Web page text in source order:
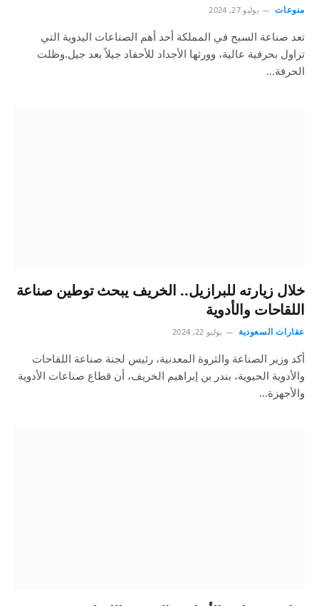
منوعات يوليو 27, 2024
تعد صناعة السبح في المملكة أحد أهم الصناعات اليدوية التي
تزاول بحرفية عالية، وورثها الأجداد للأحفاد جيلاً بعد جيل.وظلت
الحرفة…
خلال زيارته للبرازيل.. الخريف يبحث توطين صناعة
اللقاحات والأدوية
عقارات السعودية يوليو 22, 2024
أكد وزير الصناعة والثروة المعدنية، رئيس لجنة صناعة اللقاحات
والأدوية الحيوية، بندر بن إبراهيم الخريف، أن قطاع صناعات الأدوية
والأجهزة…